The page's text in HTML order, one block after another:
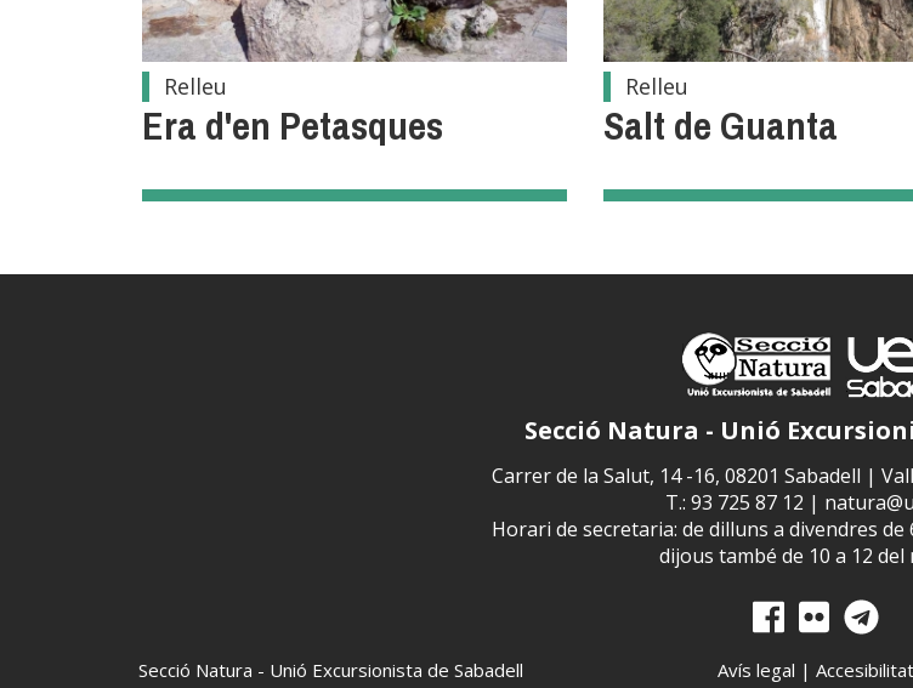
Relleu
Era d'en Petasques
Relleu
Salt de Guanta
Secció Natura - Unió
Carrer de la Salut, 14 -16, 08201 Sabadell |
T.: 93 725 87 12 |
Horari de secretaria: de dilluns a divendres de
dijous també de 10 a 12 del
Secció Natura - Unió Excursionista de Sabadell Avís legal | Accesibilitat